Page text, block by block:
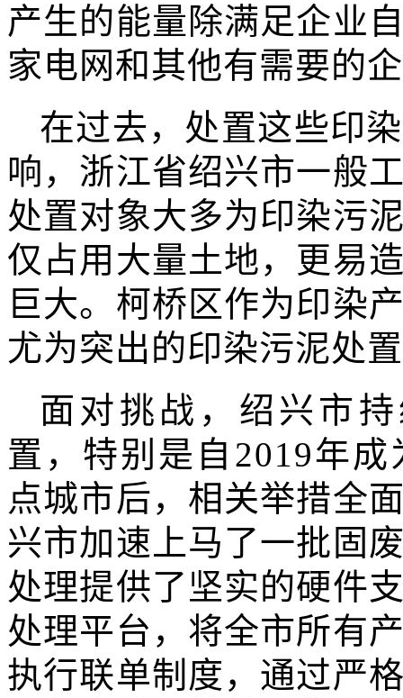
产生的能量除满足企业
家电网和其他有需要的
在过去，处置这些印
响，浙江省绍兴市一般
处置对象大多为印染污
仅占用大量土地，更易
巨大。柯桥区作为印染
尤为突出的印染污泥处
面对挑战，绍兴市
置，特别是自2019年
点城市后，相关举措全
兴市加速上马了一批固
处理提供了坚实的硬件
处理平台，将全市所有
执行联单制度，通过严